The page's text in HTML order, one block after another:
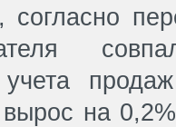
согласно
на